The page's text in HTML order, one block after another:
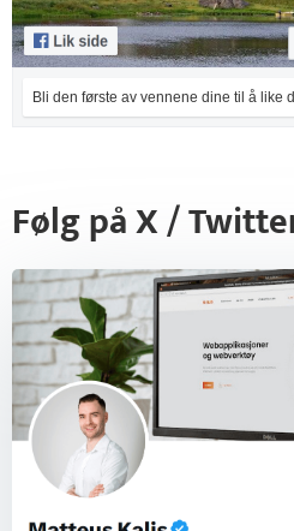
Bli den første av vennene dine til å like
Følg på X /